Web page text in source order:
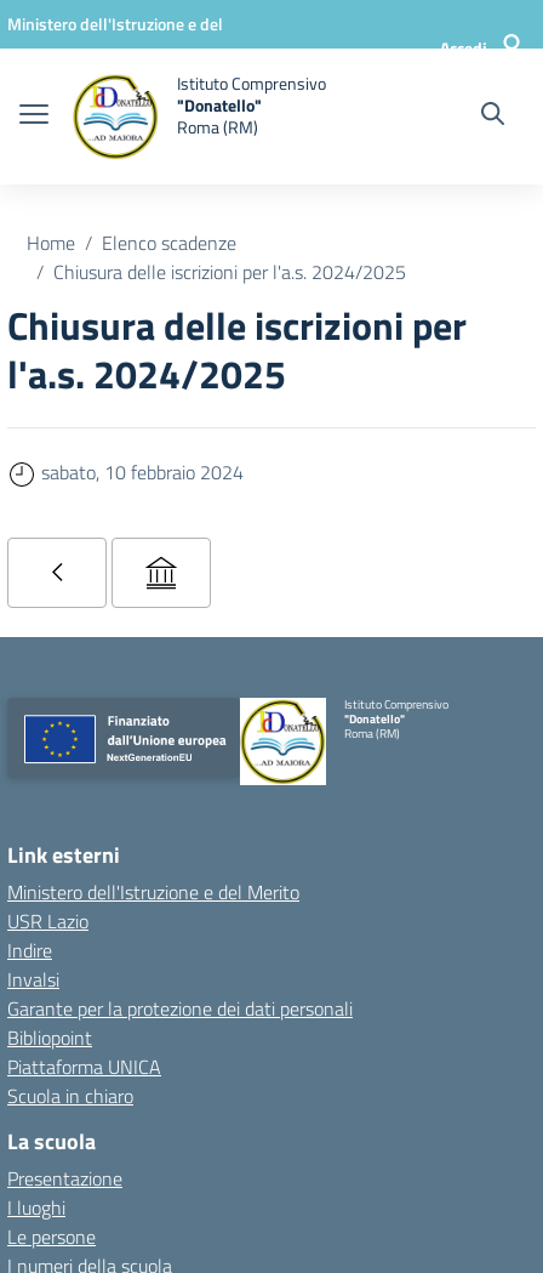
Vai ai contenuti
Vai al menu di navigazione
Vai al footer
Ministero dell'Istruzione e del
Accedi
Istituto Comprensivo
"Donatello"
Roma (RM)
Home
Elenco scadenze
Chiusura delle iscrizioni per l'a.s. 2024/2025
Chiusura delle iscrizioni per
l'a.s. 2024/2025
sabato, 10 febbraio 2024
Istituto Comprensivo
"Donatello"
Roma (RM)
Link esterni
Ministero dell'Istruzione e del Merito
USR Lazio
Indire
Invalsi
Garante per la protezione dei dati personali
Bibliopoint
Piattaforma UNICA
Scuola in chiaro
La scuola
Presentazione
I luoghi
Le persone
I numeri della scuola